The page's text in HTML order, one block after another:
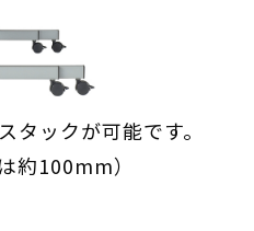
タックが可能です。
約100mm）